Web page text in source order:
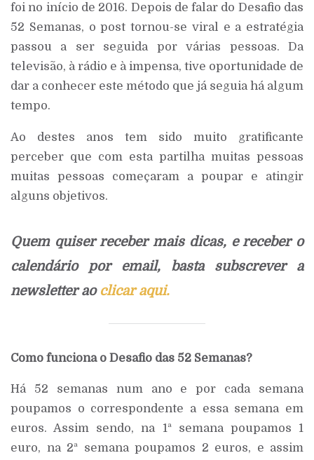
foi no início de 2016. Depois de falar do Desafio das
52 Semanas, o post tornou-se viral e a estratégia
passou a ser seguida por várias pessoas. Da
televisão, à rádio e à impensa, tive oportunidade de
dar a conhecer este método que já seguia há algum
tempo.
Ao destes anos tem sido muito gratificante
perceber que com esta partilha muitas pessoas
muitas pessoas começaram a poupar e atingir
alguns objetivos.
Quem quiser receber mais dicas, e receber o
calendário por email, basta subscrever a
newsletter ao clicar aqui.
Como funciona o Desafio das 52 Semanas?
Há 52 semanas num ano e por cada semana
poupamos o correspondente a essa semana em
euros. Assim sendo, na 1ª semana poupamos 1
euro, na 2ª semana poupamos 2 euros, e assim